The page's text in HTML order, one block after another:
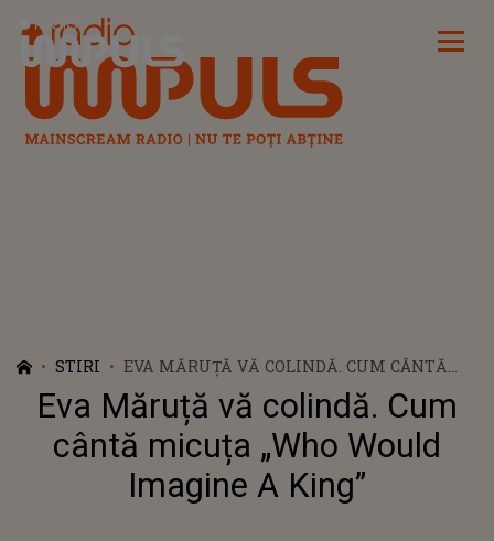
Radio Impuls
STIRI
EVA MĂRUȚĂ VĂ COLINDĂ. CUM CÂNTĂ
MICUȚA „WHO WOULD IMAGINE A KING”
Eva Măruță vă colindă. Cum
cântă micuța „Who Would
Imagine A King”